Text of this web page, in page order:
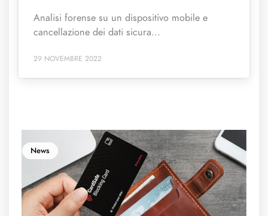
Analisi forense su un dispositivo mobile e
cancellazione dei dati sicura...
29 NOVEMBRE 2022
News